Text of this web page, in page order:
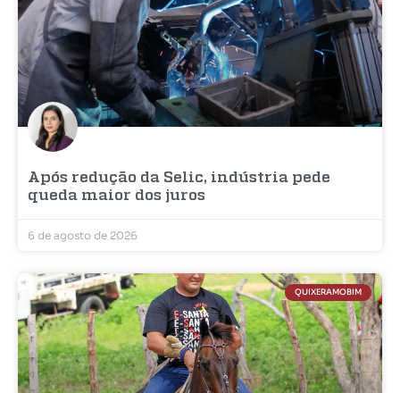
Após redução da Selic, indústria pede
queda maior dos juros
6 de agosto de 2026
QUIXERAMOBIM